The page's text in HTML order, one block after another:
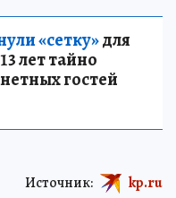
«сетку»для
лет тайно
гостей
Источник: kp.ru